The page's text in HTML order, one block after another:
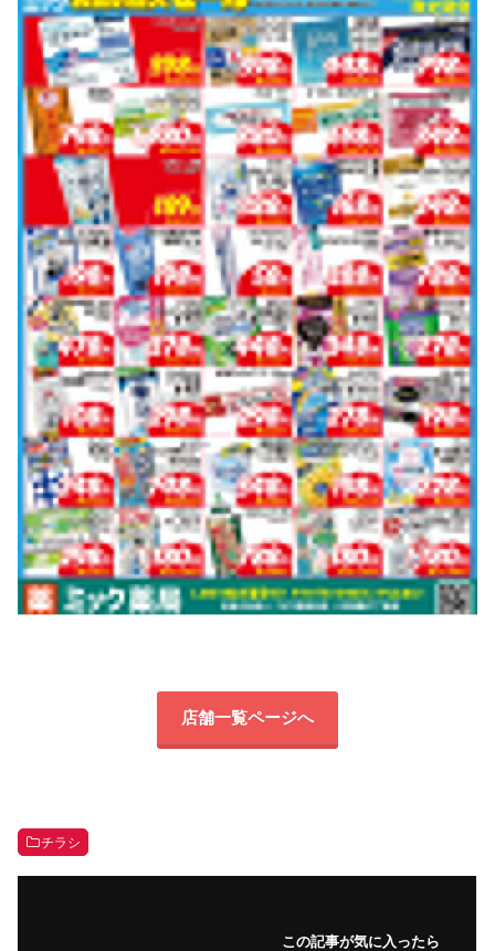
店舗一覧ページへ
チラシ
この記事が気に入ったら